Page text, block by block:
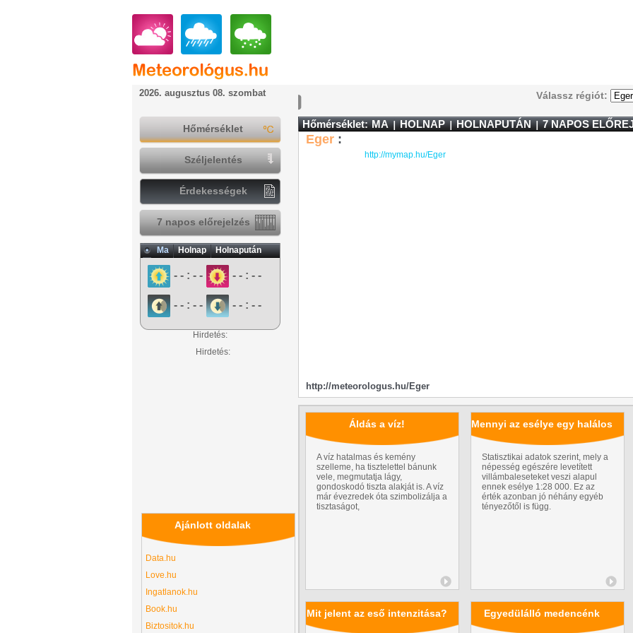
2026. augusztus 08. szombat Válassz régiót:
Hőmérséklet: MA HOLNAP HOLNAPUTÁN 7 NAPOS
Eger :
http://mymap.hu/Eger
http://meteorologus.hu/Eger
Áldás a víz!
A víz hatalmas és kemény
szelleme, ha tisztelettel bánunk
vele, megmutatja lágy,
gondoskodó tiszta alakját is. A víz
már évezredek óta szimbolizálja a
tisztaságot,
Mennyi az esélye egy halálos
kimenetelű
villámcsapásnak?
Statisztikai adatok szerint, mely a
népesség egészére levetített
villámbaleseteket veszi alapul
ennek esélye 1:28 000. Ez az
érték azonban jó néhány egyéb
tényezőtől is függ.
Mit jelent az eső intenzitása? Egyedülálló medencénk
Hőmérséklet
Széljelentés
Érdekességek
7 napos előrejelzés
Ma Holnap Holnapután
- - : - - - - : - -
- - : - - - - : - -
Hirdetés:
Hirdetés:
Ajánlott oldalak
Data.hu
Love.hu
Ingatlanok.hu
Book.hu
Biztositok.hu